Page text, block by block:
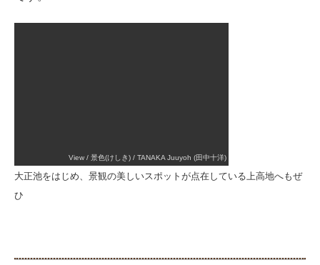
View / 景色(けしき) / TANAKA Juuyoh (田中十洋)
大正池をはじめ、景観の美しいスポットが点在している上高地へもぜ
ひ